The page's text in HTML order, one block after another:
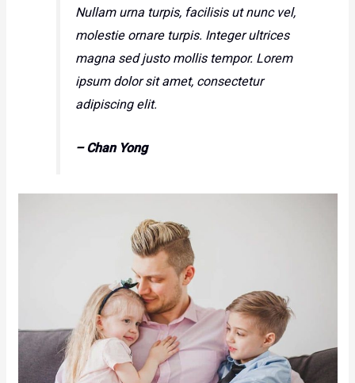
Nullam urna turpis, facilisis ut nunc vel,
molestie ornare turpis. Integer ultrices
magna sed justo mollis tempor. Lorem
ipsum dolor sit amet, consectetur
adipiscing elit.
– Chan Yong